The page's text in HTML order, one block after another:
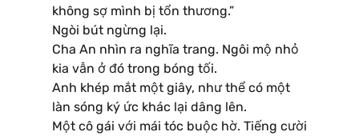
không sợ mình bị tổn thương.”
Ngòi bút ngừng lại.
Cha An nhìn ra nghĩa trang. Ngôi mộ nhỏ
kia vẫn ở đó trong bóng tối.
Anh khép mắt một giây, như thể có một
làn sóng ký ức khác lại dâng lên.
Một cô gái với mái tóc buộc hờ. Tiếng cười